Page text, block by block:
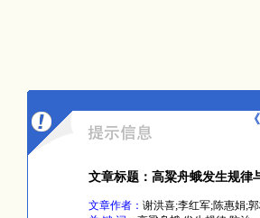
文章标题：高粱舟蛾发生规律
文章作者： 谢洪喜;李红军;陈惠娟;